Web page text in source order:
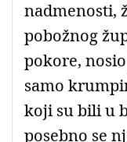
nadmenosti,
pobožnog
pokore,
samo
koji su bili u
posebno se